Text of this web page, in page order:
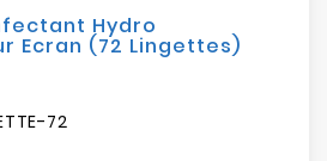
Hydro
Ecran (72 Lingettes)
72